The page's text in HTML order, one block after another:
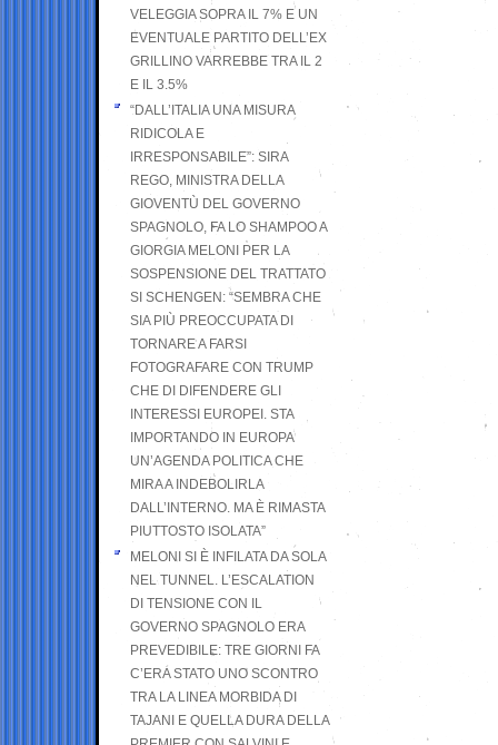
VELEGGIA SOPRA IL 7% E UN
EVENTUALE PARTITO DELL’EX
GRILLINO VARREBBE TRA IL 2
E IL 3.5%
“DALL’ITALIA UNA MISURA
RIDICOLA E
IRRESPONSABILE”: SIRA
REGO, MINISTRA DELLA
GIOVENTÙ DEL GOVERNO
SPAGNOLO, FA LO SHAMPOO A
GIORGIA MELONI PER LA
SOSPENSIONE DEL TRATTATO
SI SCHENGEN: “SEMBRA CHE
SIA PIÙ PREOCCUPATA DI
TORNARE A FARSI
FOTOGRAFARE CON TRUMP
CHE DI DIFENDERE GLI
INTERESSI EUROPEI. STA
IMPORTANDO IN EUROPA
UN’AGENDA POLITICA CHE
MIRA A INDEBOLIRLA
DALL’INTERNO. MA È RIMASTA
PIUTTOSTO ISOLATA”
MELONI SI È INFILATA DA SOLA
NEL TUNNEL. L’ESCALATION
DI TENSIONE CON IL
GOVERNO SPAGNOLO ERA
PREVEDIBILE: TRE GIORNI FA
C’ERA STATO UNO SCONTRO
TRA LA LINEA MORBIDA DI
TAJANI E QUELLA DURA DELLA